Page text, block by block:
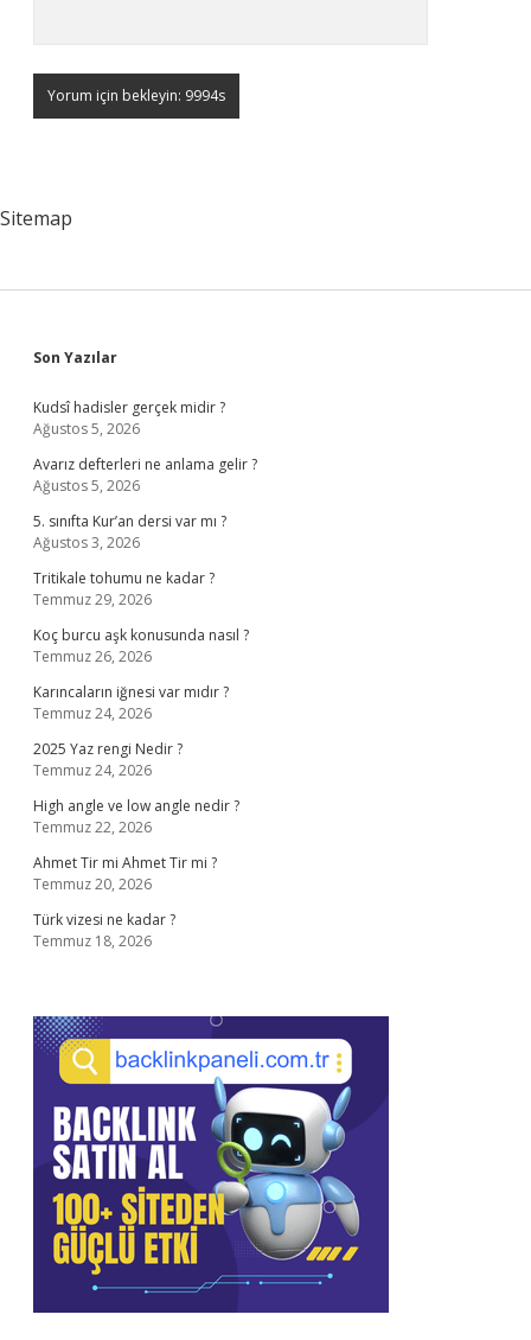
Sitemap
Sidebar
Son Yazılar
Kudsî hadisler gerçek midir ?
Ağustos 5, 2026
Avarız defterleri ne anlama gelir ?
Ağustos 5, 2026
5. sınıfta Kur’an dersi var mı ?
Ağustos 3, 2026
Tritikale tohumu ne kadar ?
Temmuz 29, 2026
Koç burcu aşk konusunda nasıl ?
Temmuz 26, 2026
Karıncaların iğnesi var mıdır ?
Temmuz 24, 2026
2025 Yaz rengi Nedir ?
Temmuz 24, 2026
High angle ve low angle nedir ?
Temmuz 22, 2026
Ahmet Tir mi Ahmet Tir mi ?
Temmuz 20, 2026
Türk vizesi ne kadar ?
Temmuz 18, 2026